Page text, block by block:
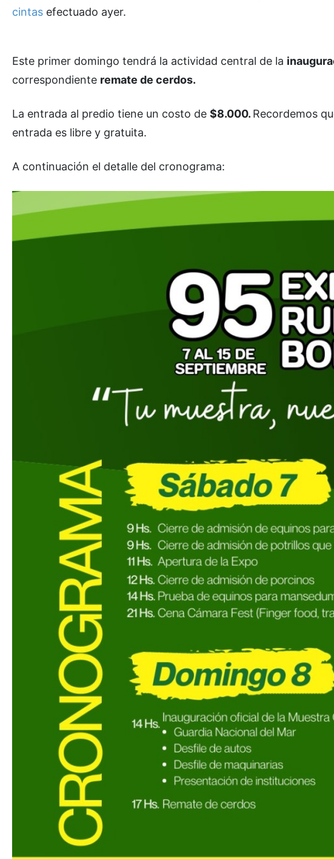
cintas efectuado ayer.
Este primer domingo tendrá la actividad central de la
correspondiente remate de cerdos.
La entrada al predio tiene un costo de $8.000. Recordemos
entrada es libre y gratuita.
A continuación el detalle del cronograma: